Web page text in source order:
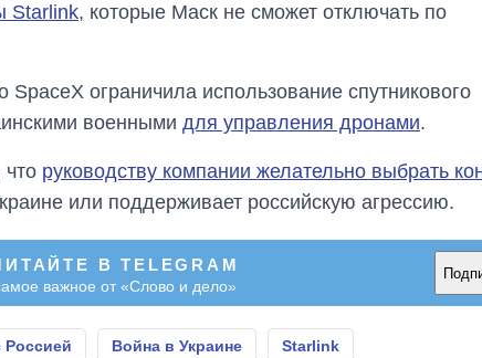
Starlink, которые Маск не сможет отключать по
ограничила использование спутникового
военными для управления дронами.
руководству компании желательно выбрать
или поддерживает российскую агрессию.
В TELEGRAM
важное от «Слово и дело»
Россией Война в Украине Starlink